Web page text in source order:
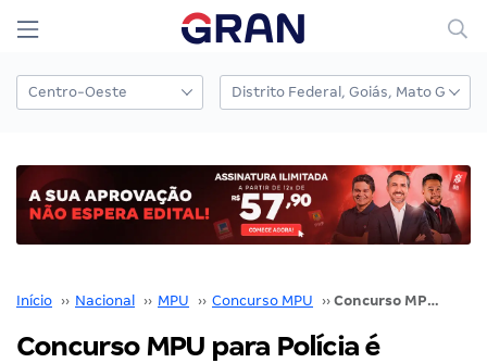
Início ›› Nacional ›› MPU ›› Concurso MPU ›› Concurso MPU para Polícia é anunciado para 2023; VEJA
Concurso MPU para Polícia é